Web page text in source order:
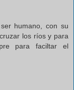
humano, con su
los ríos y para
para faciltar el